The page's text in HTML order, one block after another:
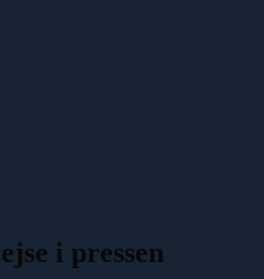
i pressen